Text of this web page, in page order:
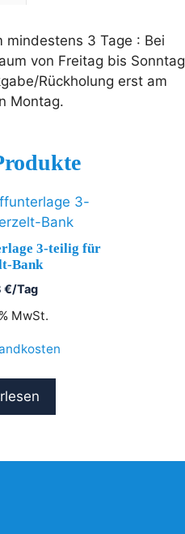
mindestens 3 Tage : Bei
von Freitag bis Sonntag
Rückholung erst am
Montag.
3-teilig für
Bank
€/Tag
MwSt.